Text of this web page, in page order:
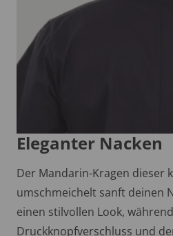
Eleganter Nacken
Der Mandarin-Kragen dieser
umschmeichelt sanft deinen
einen stilvollen Look,
Druckknopfverschluss und